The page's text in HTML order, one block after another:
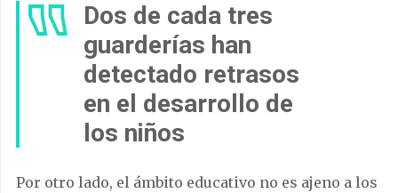
Dos de cada tres
guarderías han
detectado retrasos
en el desarrollo de
los niños
Por otro lado, el ámbito educativo no es ajeno a los